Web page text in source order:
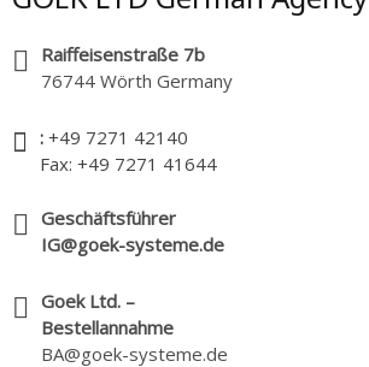
Raiffeisenstraße 7b
76744 Wörth Germany
: +49 7271 42140
Fax: +49 7271 41644
Geschäftsführer
IG@goek-systeme.de
Goek Ltd. –
Bestellannahme
BA@goek-systeme.de